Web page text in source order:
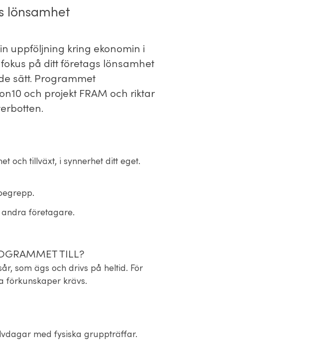
lönsamhet
uppföljning kring ekonomin i
på ditt företags lönsamhet
sätt. Programmet
och projekt FRAM och riktar
och tillväxt, i synnerhet ditt eget.
företagare.
TILL?
som ägs och drivs på heltid. För
förkunskaper krävs.
med fysiska gruppträffar.